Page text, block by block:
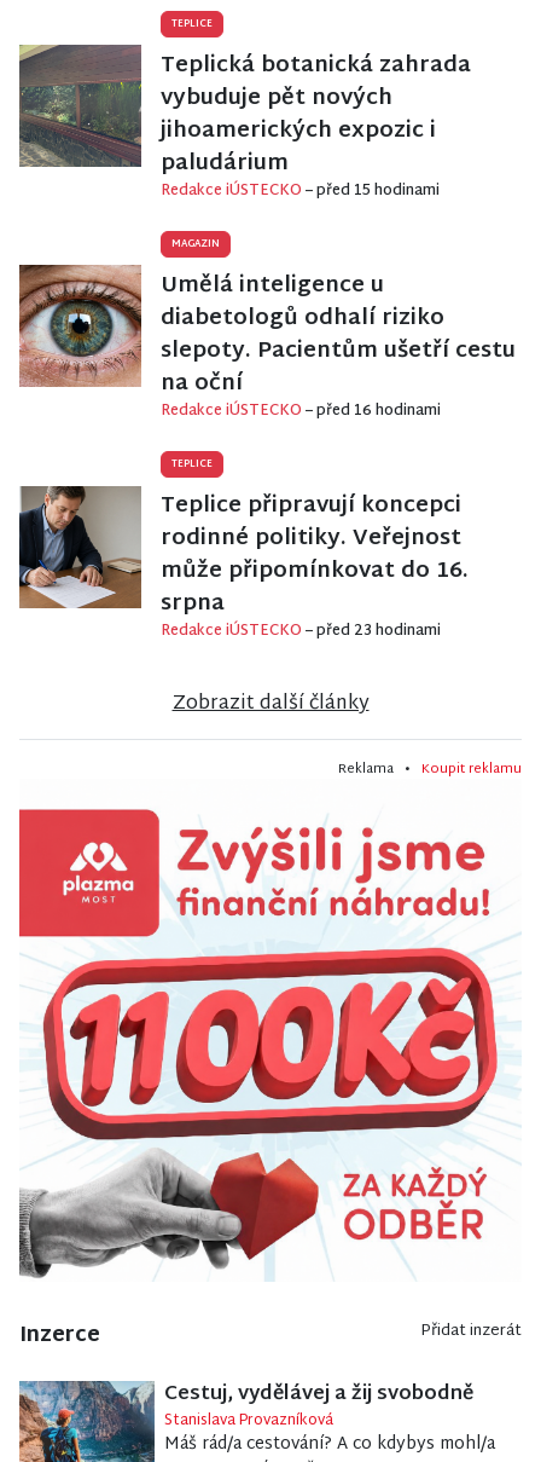
TEPLICE
Teplická botanická zahrada
vybuduje pět nových
jihoamerických expozic i
paludárium
Redakce iÚSTECKO– před 15 hodinami
MAGAZIN
Umělá inteligence u
diabetologů odhalí riziko
slepoty. Pacientům ušetří cestu
na oční
Redakce iÚSTECKO– před 16 hodinami
TEPLICE
Teplice připravují koncepci
rodinné politiky. Veřejnost
může připomínkovat do 16.
srpna
Redakce iÚSTECKO– před 23 hodinami
Zobrazit další články
Reklama • Koupit reklamu
Inzerce Přidat inzerát
Cestuj, vydělávej a žij svobodně
Stanislava Provazníková
Máš rád/a cestování? A co kdybys mohl/a